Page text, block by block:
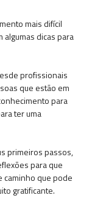
mais difícil
algumas dicas para
profissionais
que estão em
para
ter uma
primeiros passos,
para que
caminho que pode
gratificante.